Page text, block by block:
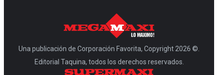
Una publicación de Corporación Favorita, Copyright 2026 ©.
Editorial Taquina, todos los derechos reservados.